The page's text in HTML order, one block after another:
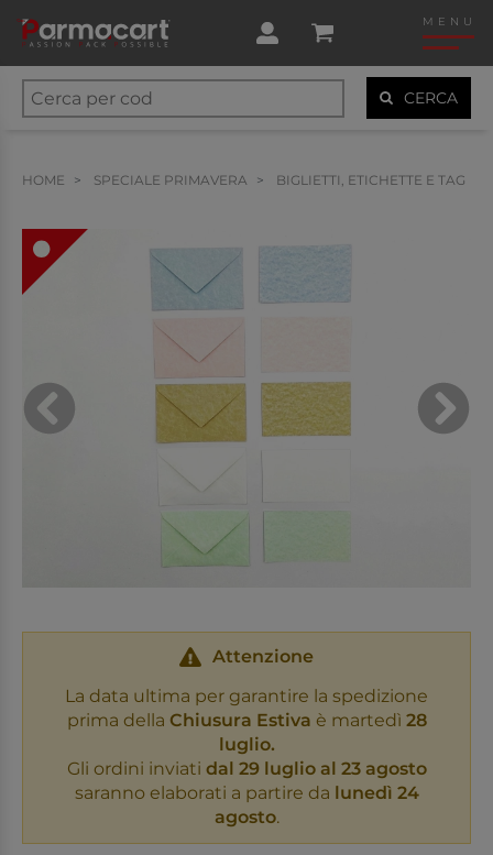
MENU
CERCA
HOME SPECIALE PRIMAVERA BIGLIETTI, ETICHETTE E TAG
Attenzione
La data ultima per garantire la spedizione
prima della Chiusura Estiva è martedì 28
luglio.
Gli ordini inviati dal 29 luglio al 23 agosto
saranno elaborati a partire da lunedì 24
agosto.